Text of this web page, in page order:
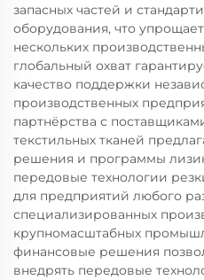
запасных частей и
оборудования, что
нескольких
глобальный охват
качество поддержки
производственных
партнёрства с
текстильных тканей
решения и программы
передовые технологии
для предприятий любого
специализированных
крупномасштабных
финансовые решения
внедрять передовые